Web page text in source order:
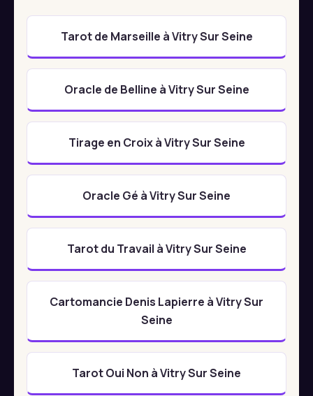
Tarot de Marseille à Vitry Sur Seine
Oracle de Belline à Vitry Sur Seine
Tirage en Croix à Vitry Sur Seine
Oracle Gé à Vitry Sur Seine
Tarot du Travail à Vitry Sur Seine
Cartomancie Denis Lapierre à Vitry Sur
Seine
Tarot Oui Non à Vitry Sur Seine